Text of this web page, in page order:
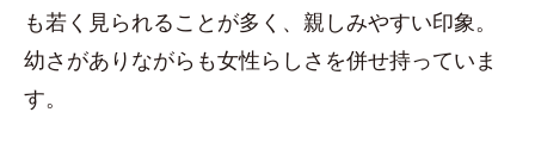
も若く見られることが多く、親しみやすい印象。
幼さがありながらも女性らしさを併せ持っていま
す。